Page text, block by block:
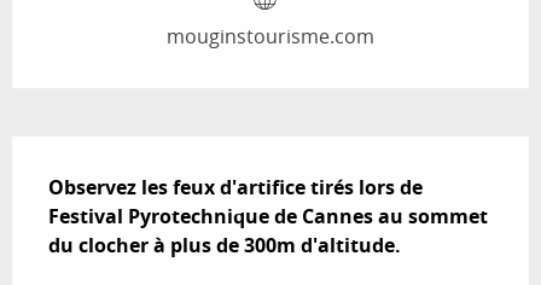
mouginstourisme.com
Observez les feux d'artifice tirés lors de
Festival Pyrotechnique de Cannes au sommet
du clocher à plus de 300m d'altitude.